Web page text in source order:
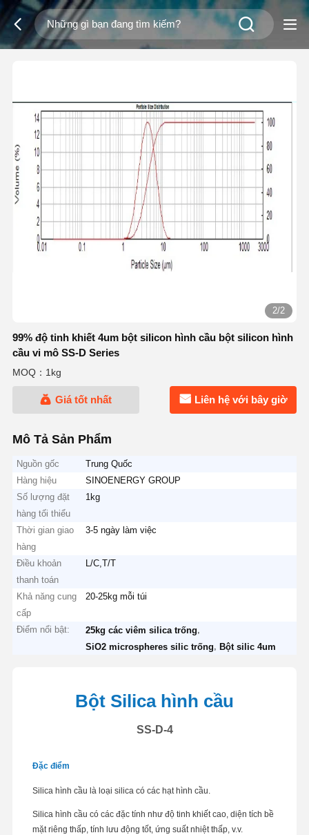
2/2
99% độ tinh khiết 4um bột silicon hình cầu bột silicon hình
cầu vi mô SS-D Series
MOQ：1kg
Giá tốt nhất Liên hệ với bây giờ
Mô Tả Sản Phẩm
Nguồn gốc
Trung Quốc
Hàng hiệu
SINOENERGY GROUP
Số lượng đặt
hàng tối thiểu
1kg
Thời gian giao
hàng
3-5 ngày làm việc
Điều khoản
thanh toán
L/C,T/T
Khả năng cung
cấp
20-25kg mỗi túi
Điểm nổi bật: 25kg các viêm silica trống
SiO2 microspheres silic trống ,Bột silic 4um
Bột Silica hình cầu
SS-D-4
Đặc điểm
Silica hình cầu là loại silica có các hạt hình cầu.
Silica hình cầu có các đặc tính như độ tinh khiết cao, diện tích bề
mặt riêng thấp, tính lưu động tốt, ứng suất nhiệt thấp, v.v.